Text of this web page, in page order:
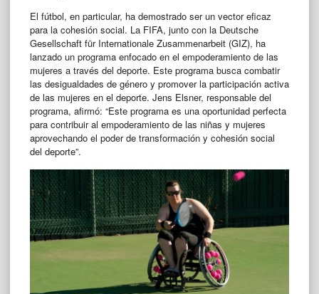
El fútbol, en particular, ha demostrado ser un vector eficaz
para la cohesión social. La FIFA, junto con la Deutsche
Gesellschaft für Internationale Zusammenarbeit (GIZ), ha
lanzado un programa enfocado en el empoderamiento de las
mujeres a través del deporte. Este programa busca combatir
las desigualdades de género y promover la participación activa
de las mujeres en el deporte. Jens Elsner, responsable del
programa, afirmó: “Este programa es una oportunidad perfecta
para contribuir al empoderamiento de las niñas y mujeres
aprovechando el poder de transformación y cohesión social
del deporte”.